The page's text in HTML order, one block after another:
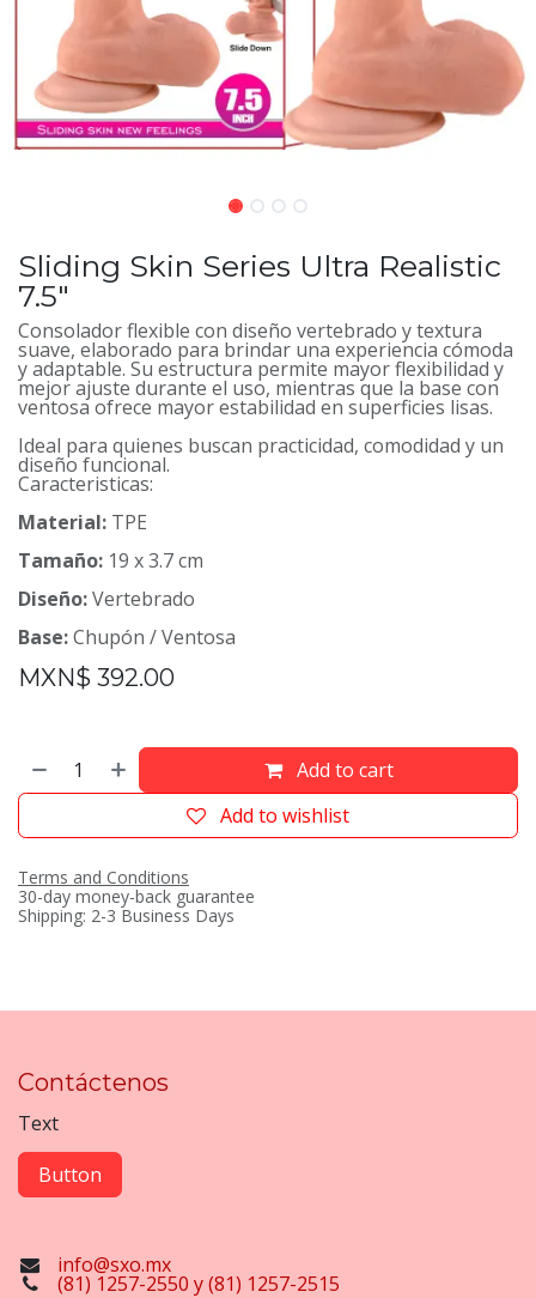
Sliding Skin Series Ultra Realistic
7.5″
Consolador flexible con diseño vertebrado y textura
suave, elaborado para brindar una experiencia cómoda
y adaptable. Su estructura permite mayor flexibilidad y
mejor ajuste durante el uso, mientras que la base con
ventosa ofrece mayor estabilidad en superficies lisas.
Ideal para quienes buscan practicidad, comodidad y un
diseño funcional.
Caracteristicas:
Material: TPE
Tamaño: 19 x 3.7 cm
Diseño:Vertebrado
Base:Chupón / Ventosa
MXN$ 392.00
Add to cart
Add to wishlist
Terms and Conditions
30-day money-back guarantee
Shipping: 2-3 Business Days
Contáctenos
Text
Button
info@sxo.mx
(81) 1257-2550 y (81) 1257-2515